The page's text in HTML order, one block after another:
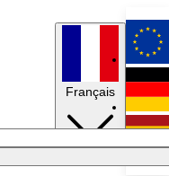
Français